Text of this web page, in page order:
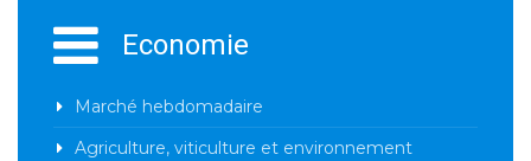
Economie
Marché hebdomadaire
Agriculture, viticulture et environnement